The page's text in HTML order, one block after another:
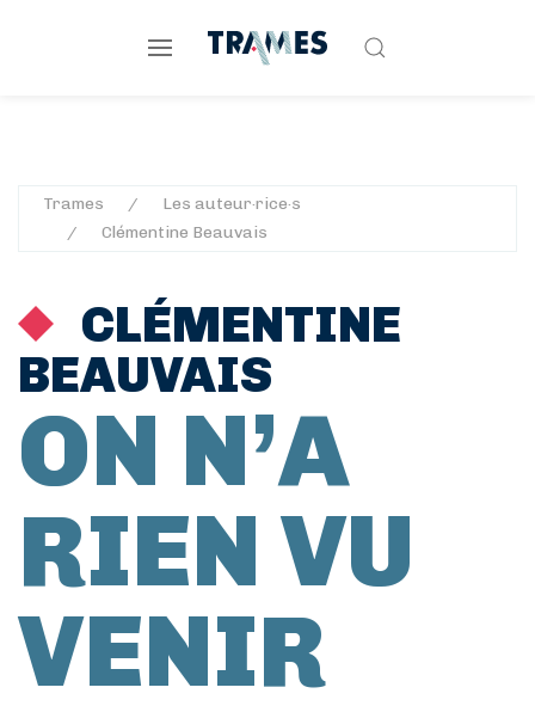
Trames
Les auteur·rice·s
Clémentine Beauvais
CLÉMENTINE
BEAUVAIS
ON N’A
RIEN VU
VENIR